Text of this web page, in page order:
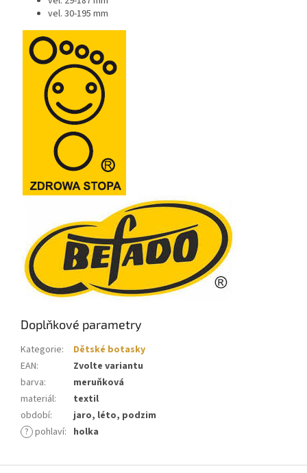
vel. 30-195 mm
Doplňkové parametry
Kategorie:
Dětské botasky
EAN:
Zvolte variantu
barva:
meruňková
materiál:
textil
období:
jaro, léto, podzim
? pohlaví: holka